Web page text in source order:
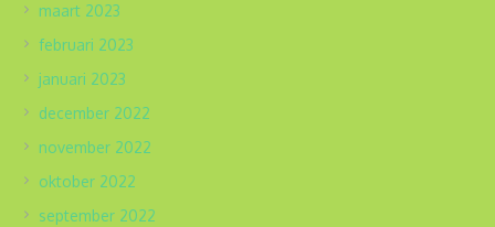
maart 2023
februari 2023
januari 2023
december 2022
november 2022
oktober 2022
september 2022